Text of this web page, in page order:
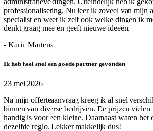
administratieve dingen. Uiteindelijk heb ik
professionalisering. Nu leer ik zoveel van mijn
specialist en weet ik zelf ook welke dingen ik
denkt graag mee en geeft nieuwe ideeën.
- Karin Martens
Ik heb heel snel een goede partner gevonden
23 mei 2026
Na mijn offerteaanvraag kreeg ik al snel
binnen van diverse bedrijven. De prijzen vielen
handig is voor een kleine. Daarnaast waren het
dezelfde regio. Lekker makkelijk dus!